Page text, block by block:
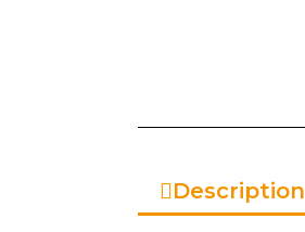
Description